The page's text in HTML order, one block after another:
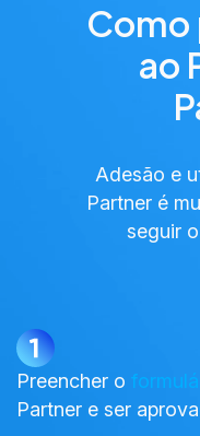
Como
ao
Adesão e
Partner é
seguir
Preencher o
Partner e ser